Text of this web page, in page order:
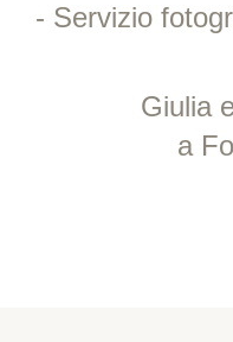
- Servizio
Giulia
a